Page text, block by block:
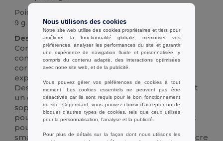
Poids
9 g.
Description :
Combinez l'élégance naturelle avec la
commodité moderne. Ce stylo est doté d'un
corps lisse en bambou véritable, offrant une
expérience d'écriture confortable et durable.
Des accents métalliques gris mat contrastés et
un clip robuste apportent une finition
sophistiquée et contemporaine. Retournez-le
pour utiliser le stylet soft-touch intégré, parfait
pour naviguer avec précision sur les
smartphones et les tablettes. Rempli d'une encre
Nous utilisons des cookies
Notre site web utilise des cookies propriétaires et tiers pour
améliorer la fonctionnalité globale, mémoriser vos
préférences, analyser les performances du site et garantir
une expérience de navigation fluide et personnalisée, y
compris du contenu adapté, des interactions optimisées
avec notre site web, et de la publicité.
Vous pouvez gérer vos préférences de cookies à tout
moment. Les cookies essentiels ne peuvent pas être
désactivés car ils sont requis pour le bon fonctionnement
du site. Cependant, vous pouvez choisir d’accepter ou de
bloquer d'autres types de cookies, tels que ceux utilisés
pour la personnalisation, l'analyse et la publicité.
Pour plus de détails sur la façon dont nous utilisons les